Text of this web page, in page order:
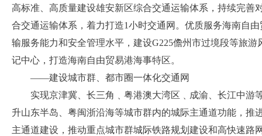
高标准、高质量建设雄安新区综合交通运输体系，持续完善
合交通运输体系 ，着力打造1小时交通网。 优质服务海南自
输服务能力和安全管理水平，建设G225儋州市过境段等旅
记中心，打造海南自由贸易港海事特区。
——建设城市群、都市圈一体化交通网
实现京津冀、长三角﹑粤港澳大湾区﹑成渝、长江中游
升山东半岛、粤闽浙沿海等城市群内的城际主通道功能，推
主通道建设，推动重点城市群城际铁路规划建设和高快速路